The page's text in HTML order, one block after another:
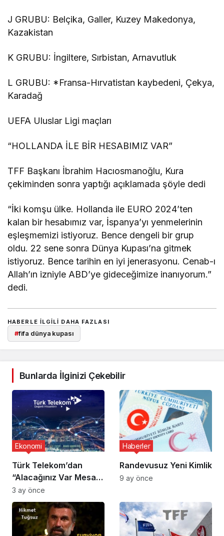
J GRUBU: Belçika, Galler, Kuzey Makedonya,
Kazakistan
K GRUBU: İngiltere, Sırbistan, Arnavutluk
L GRUBU: *Fransa-Hırvatistan kaybedeni, Çekya,
Karadağ
UEFA Uluslar Ligi maçları
“HOLLANDA İLE BİR HESABIMIZ VAR”
TFF Başkanı İbrahim Hacıosmanoğlu, Kura
çekiminden sonra yaptığı açıklamada şöyle dedi
“İki komşu ülke. Hollanda ile EURO 2024’ten
kalan bir hesabımız var, İspanya’yı yenmelerinin
eşleşmemizi istiyoruz. Bence dengeli bir grup
oldu. 22 sene sonra Dünya Kupası’na gitmek
istiyoruz. Bence tarihin en iyi jenerasyonu. Cenab-ı
Allah’ın izniyle ABD’ye gideceğimize inanıyorum.”
dedi.
HABERLE ILGILI DAHA FAZLASI
#fifa dünya kupası
Bunlarda İlginizi Çekebilir
Türk Telekom’dan
“Alacağınız Var Mesajı”
Ne demek?
Ekonomi
3 ay önce
Randevusuz Yeni Kimlik
Haberler
9 ay önce